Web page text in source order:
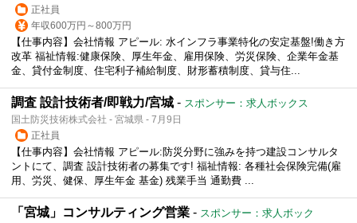
正社員
年収600万円～800万円
【仕事内容】会社情報 アピール: 水インフラ事業特化の安定基盤!働き方
改革 福祉情報:健康保険、厚生年金、雇用保険、労災保険、企業年金基
金、貸付金制度、住宅利子補給制度、財形蓄積制度、貸与住...
調査 設計技術者/即戦力/宮城 - スポンサー：求人ボックス
国土防災技術株式会社 - 宮城県 - 7月9日
正社員
【仕事内容】会社情報 アピール:防災分野に強みを持つ建設コンサルタ
ントにて、調査 設計技術者の募集です! 福祉情報: 各種社会保険完備(雇
用、労災、健保、厚生年金 基金) 残業手当 通勤費 ...
「宮城」コンサルティング営業 - スポンサー：求人ボック